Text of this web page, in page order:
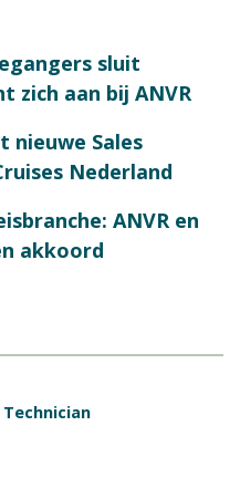
sluit
zich aan bij ANVR
nieuwe Sales
Nederland
ANVR en
akkoord